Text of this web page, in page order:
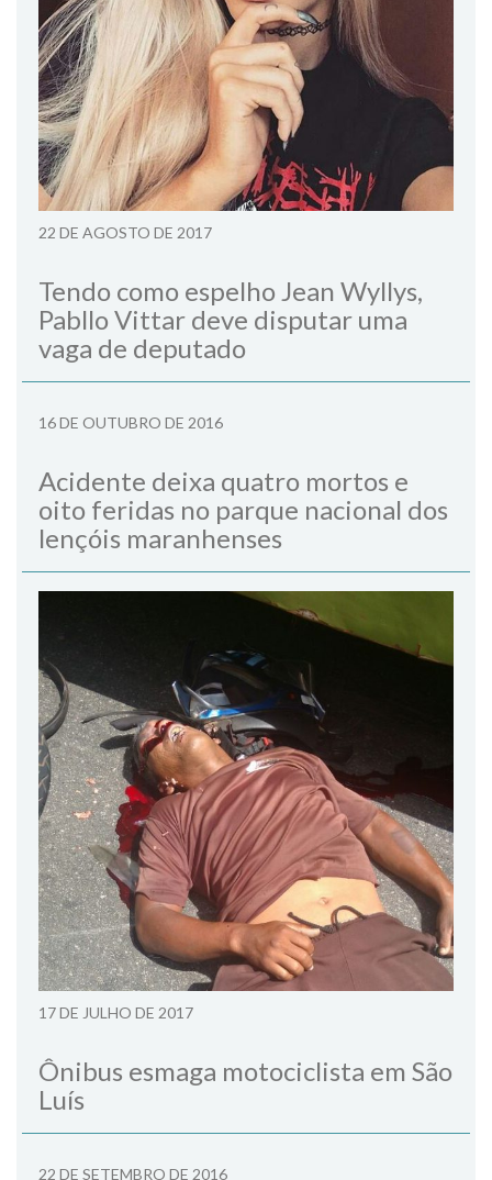
22 DE AGOSTO DE 2017
Tendo como espelho Jean Wyllys,
Pabllo Vittar deve disputar uma
vaga de deputado
16 DE OUTUBRO DE 2016
Acidente deixa quatro mortos e
oito feridas no parque nacional dos
lençóis maranhenses
17 DE JULHO DE 2017
Ônibus esmaga motociclista em São
Luís
22 DE SETEMBRO DE 2016